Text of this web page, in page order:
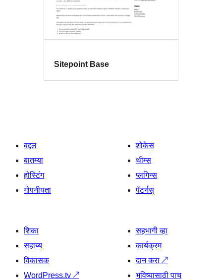
Sitepoint Base
बद्दल
बातम्या
होस्टिंग
गोपनीयता
शोकेस
थीम्स
प्लगिन्स
पॅटर्नस्
शिका
सहाय्य
विकासक
WordPress.tv ↗
सहभागी व्हा
कार्यक्रम
दान करा ↗
भविष्यासाठी पाच